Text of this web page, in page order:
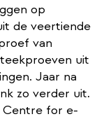
op
de veertiende
van
uit
Jaar na
zo verder uit.
Centre for e-